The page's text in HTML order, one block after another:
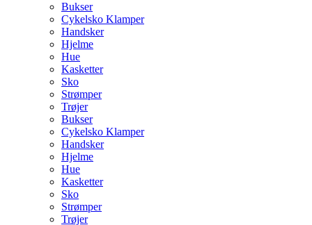
Bukser
Cykelsko Klamper
Handsker
Hjelme
Hue
Kasketter
Sko
Strømper
Trøjer
Bukser
Cykelsko Klamper
Handsker
Hjelme
Hue
Kasketter
Sko
Strømper
Trøjer